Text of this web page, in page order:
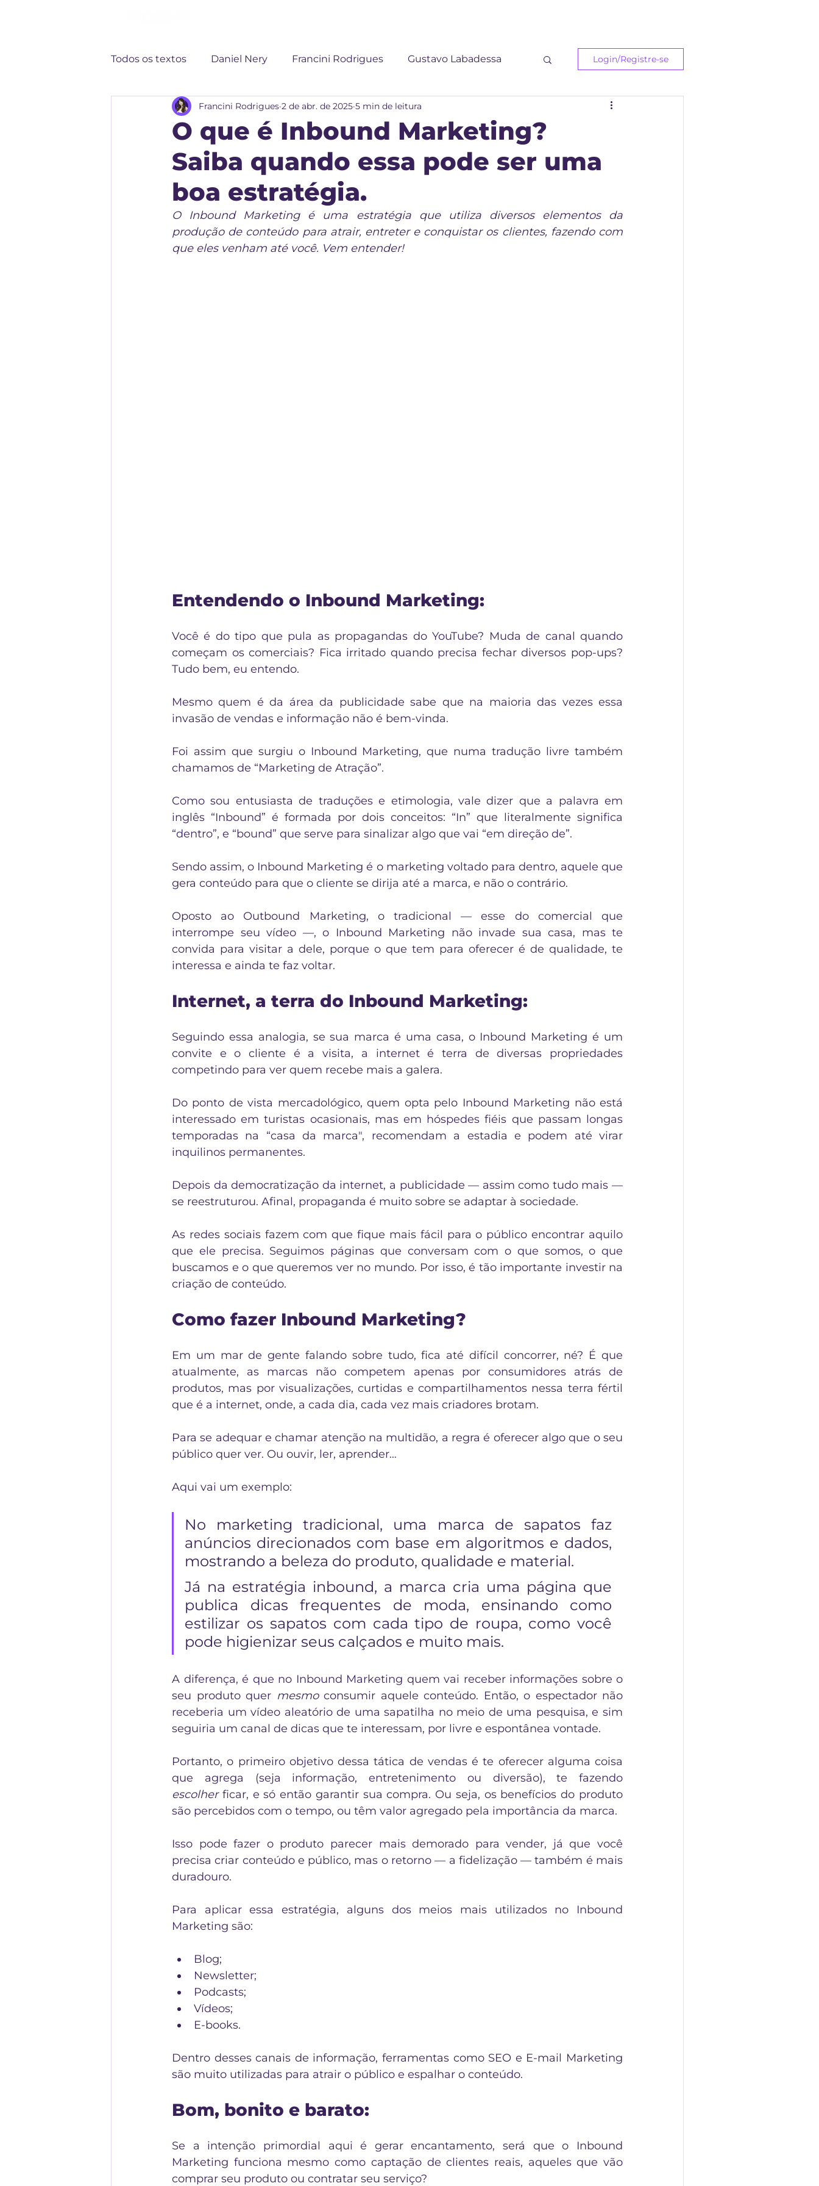
Todos os textos Daniel Nery Francini Rodrigues Gustavo Labadessa
Gabrielle Gonçalves
Login/Registre-se
O que é Inbound Marketing?
Saiba quando essa pode ser uma
boa estratégia.
Francini Rodrigues 2 de abr. de 2025 5 min de leitura
O Inbound Marketing é uma estratégia que utiliza diversos elementos da
produção de conteúdo para atrair, entreter e conquistar os clientes, fazendo com
que eles venham até você. Vem entender!
Entendendo o Inbound Marketing:
Você é do tipo que pula as propagandas do YouTube? Muda de canal quando
começam os comerciais? Fica irritado quando precisa fechar diversos pop-ups?
Tudo bem, eu entendo.
Mesmo quem é da área da publicidade sabe que na maioria das vezes essa
invasão de vendas e informação não é bem-vinda.
Foi assim que surgiu o Inbound Marketing, que numa tradução livre também
chamamos de “Marketing de Atração”.
Como sou entusiasta de traduções e etimologia, vale dizer que a palavra em
inglês “Inbound” é formada por dois conceitos: “In” que literalmente significa
“dentro”, e “bound” que serve para sinalizar algo que vai “em direção de”.
Sendo assim, o Inbound Marketing é o marketing voltado para dentro, aquele que
gera conteúdo para que o cliente se dirija até a marca, e não o contrário.
Oposto ao Outbound Marketing, o tradicional — esse do comercial que
interrompe seu vídeo —, o Inbound Marketing não invade sua casa, mas te
convida para visitar a dele, porque o que tem para oferecer é de qualidade, te
interessa e ainda te faz voltar.
Internet, a terra do Inbound Marketing:
Seguindo essa analogia, se sua marca é uma casa, o Inbound Marketing é um
convite e o cliente é a visita, a internet é terra de diversas propriedades
competindo para ver quem recebe mais a galera.
Do ponto de vista mercadológico, quem opta pelo Inbound Marketing não está
interessado em turistas ocasionais, mas em hóspedes fiéis que passam longas
temporadas na “casa da marca", recomendam a estadia e podem até virar
inquilinos permanentes.
Depois da democratização da internet, a publicidade — assim como tudo mais —
se reestruturou. Afinal, propaganda é muito sobre se adaptar à sociedade.
As redes sociais fazem com que fique mais fácil para o público encontrar aquilo
que ele precisa. Seguimos páginas que conversam com o que somos, o que
buscamos e o que queremos ver no mundo. Por isso, é tão importante investir na
criação de conteúdo.
Como fazer Inbound Marketing?
Em um mar de gente falando sobre tudo, fica até difícil concorrer, né? É que
atualmente, as marcas não competem apenas por consumidores atrás de
produtos, mas por visualizações, curtidas e compartilhamentos nessa terra fértil
que é a internet, onde, a cada dia, cada vez mais criadores brotam.
Para se adequar e chamar atenção na multidão, a regra é oferecer algo que o seu
público quer ver. Ou ouvir, ler, aprender…
Aqui vai um exemplo:
No marketing tradicional, uma marca de sapatos faz
anúncios direcionados com base em algoritmos e dados,
mostrando a beleza do produto, qualidade e material.
Já na estratégia inbound, a marca cria uma página que
publica dicas frequentes de moda, ensinando como
estilizar os sapatos com cada tipo de roupa, como você
pode higienizar seus calçados e muito mais.
A diferença, é que no Inbound Marketing quem vai receber informações sobre o
seu produto quer mesmo consumir aquele conteúdo. Então, o espectador não
receberia um vídeo aleatório de uma sapatilha no meio de uma pesquisa, e sim
seguiria um canal de dicas que te interessam, por livre e espontânea vontade.
Portanto, o primeiro objetivo dessa tática de vendas é te oferecer alguma coisa
escolher ficar, e só então garantir sua compra. Ou seja, os benefícios do produto
são percebidos com o tempo, ou têm valor agregado pela importância da marca.
Isso pode fazer o produto parecer mais demorado para vender, já que você
precisa criar conteúdo e público, mas o retorno — a fidelização — também é mais
duradouro.
Para aplicar essa estratégia, alguns dos meios mais utilizados no Inbound
Marketing são:
Blog;
Newsletter;
Podcasts;
Vídeos;
E-books.
Dentro desses canais de informação, ferramentas como SEO e E-mail Marketing
são muito utilizadas para atrair o público e espalhar o conteúdo.
Bom, bonito e barato:
Se a intenção primordial aqui é gerar encantamento, será que o Inbound
Marketing funciona mesmo como captação de clientes reais, aqueles que vão
comprar seu produto ou contratar seu serviço?